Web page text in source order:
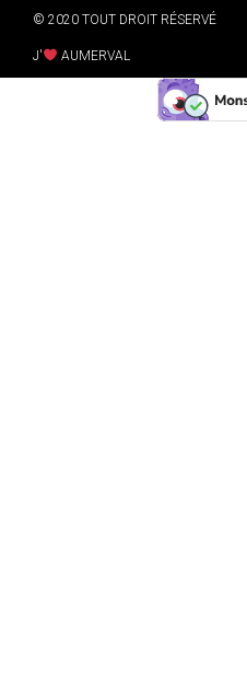
© 2020 TOUT DROIT RÉSERVÉ
J' AUMERVAL